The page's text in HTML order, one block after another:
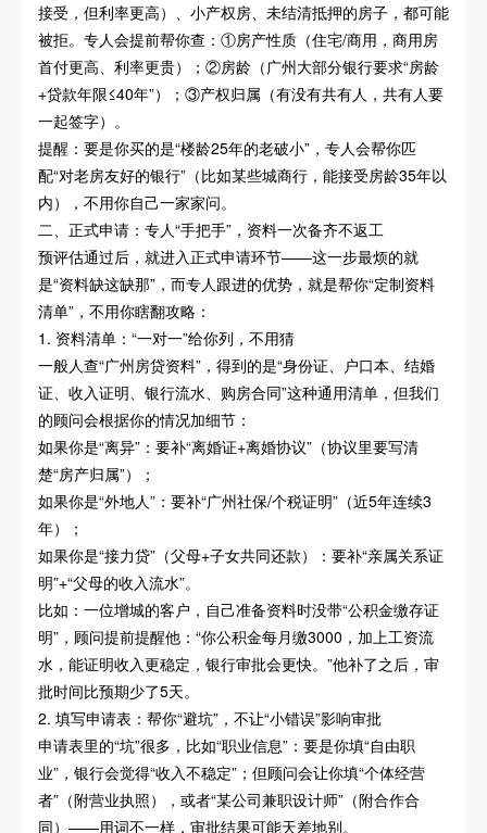
接受，但利率更高）、小产权房、未结清抵押的房子，都可能
被拒。专人会提前帮你查：①房产性质（住宅/商用，商用房
首付更高、利率更贵）；②房龄（广州大部分银行要求“房龄
+贷款年限≤40年”）；③产权归属（有没有共有人，共有人要
一起签字）。
提醒：要是你买的是“楼龄25年的老破小”，专人会帮你匹
配“对老房友好的银行”（比如某些城商行，能接受房龄35年以
内），不用你自己一家家问。
二、正式申请：专人“手把手”，资料一次备齐不返工
预评估通过后，就进入正式申请环节——这一步最烦的就
是“资料缺这缺那”，而专人跟进的优势，就是帮你“定制资料
清单”，不用你瞎翻攻略：
1. 资料清单：“一对一”给你列，不用猜
一般人查“广州房贷资料”，得到的是“身份证、户口本、结婚
证、收入证明、银行流水、购房合同”这种通用清单，但我们
的顾问会根据你的情况加细节：
如果你是“离异”：要补“离婚证+离婚协议”（协议里要写清
楚“房产归属”）；
如果你是“外地人”：要补“广州社保/个税证明”（近5年连续3
年）；
如果你是“接力贷”（父母+子女共同还款）：要补“亲属关系证
明”+“父母的收入流水”。
比如：一位增城的客户，自己准备资料时没带“公积金缴存证
明”，顾问提前提醒他：“你公积金每月缴3000，加上工资流
水，能证明收入更稳定，银行审批会更快。”他补了之后，审
批时间比预期少了5天。
2. 填写申请表：帮你“避坑”，不让“小错误”影响审批
申请表里的“坑”很多，比如“职业信息”：要是你填“自由职
业”，银行会觉得“收入不稳定”；但顾问会让你填“个体经营
者”（附营业执照），或者“某公司兼职设计师”（附合作合
同）——用词不一样，审批结果可能天差地别。